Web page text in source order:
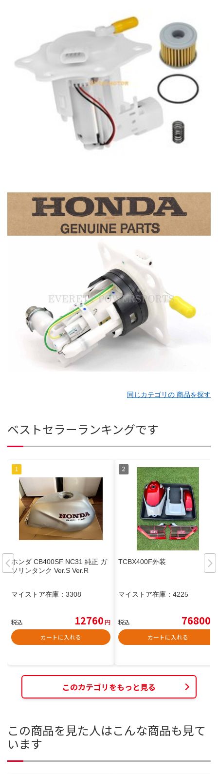
同じカテゴリの 商品を探す
ベストセラーランキングです
ホンダ CB400SF NC31 純正 ガ
ソリンタンク Ver.S Ver.R
マイストア在庫： 3308
税込 12760円
カートに入れる
TCBX400F外装
マイストア在庫： 4225
税込 76800
カートに入れる
このカテゴリをもっと見る
この商品を見た人はこんな商品も見て
います